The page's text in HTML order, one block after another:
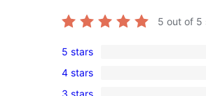
5 out of 5
2
5-
5 stars
0
4 stars
3 stars